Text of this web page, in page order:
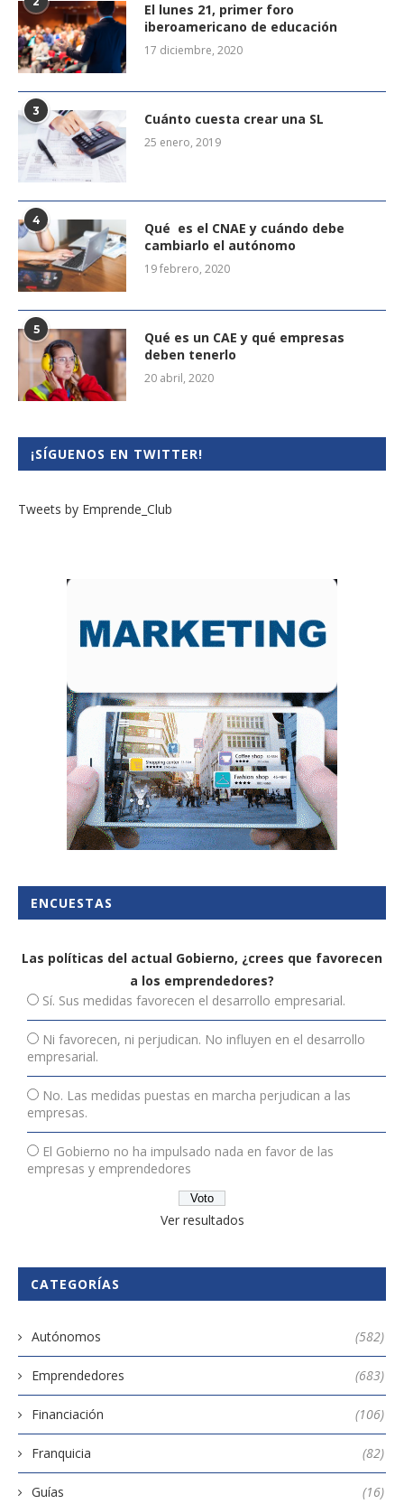
El lunes 21, primer foro
iberoamericano de educación
17 diciembre, 2020
3 Cuánto cuesta crear una SL
25 enero, 2019
4
Qué es el CNAE y cuándo debe
cambiarlo el autónomo
19 febrero, 2020
5
Qué es un CAE y qué empresas
deben tenerlo
20 abril, 2020
¡SÍGUENOS EN TWITTER!
Tweets by Emprende_Club
ENCUESTAS
Las políticas del actual Gobierno, ¿crees que favorecen
a los emprendedores?
Sí. Sus medidas favorecen el desarrollo empresarial.
Ni favorecen, ni perjudican. No influyen en el desarrollo
empresarial.
No. Las medidas puestas en marcha perjudican a las
empresas.
El Gobierno no ha impulsado nada en favor de las
empresas y emprendedores
Ver resultados
CATEGORÍAS
Autónomos (582)
Emprendedores (683)
Financiación (106)
Franquicia (82)
Guías (16)